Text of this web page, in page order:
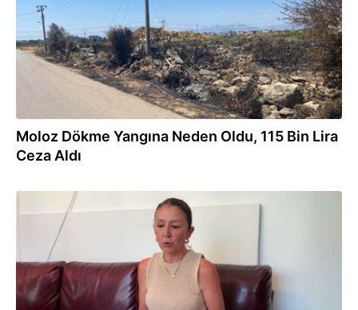
Moloz Dökme Yangına Neden Oldu, 115 Bin Lira
Ceza Aldı
02.08.2026